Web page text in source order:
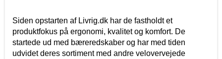
Siden opstarten af Livrig.dk har de fastholdt et
produktfokus på ergonomi, kvalitet og komfort. De
startede ud med bæreredskaber og har med tiden
udvidet deres sortiment med andre velovervejede